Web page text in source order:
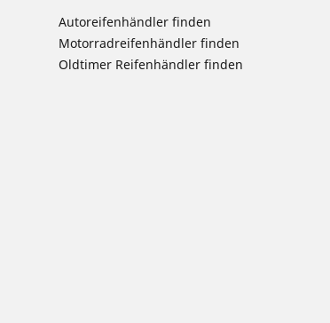
Autoreifenhändler finden
Motorradreifenhändler finden
Oldtimer Reifenhändler finden